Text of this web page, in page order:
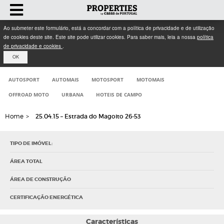
Ao submeter este formulário, está a concordar com a política de privacidade e de utilização
de cookies deste site. Este site pode utilizar cookies. Para saber mais, leia a nossa política
de privacidade e cookies .
OK
AUTOSPORT AUTOMAIS MOTOSPORT MOTOMAIS
OFFROAD MOTO URBANA HOTEIS DE CAMPO
Home > 25.04.15 – Estrada do Magoito 26-53
TIPO DE IMÓVEL:
ÁREA TOTAL
ÁREA DE CONSTRUÇÃO
CERTIFICAÇÃO ENERGÉTICA
Características